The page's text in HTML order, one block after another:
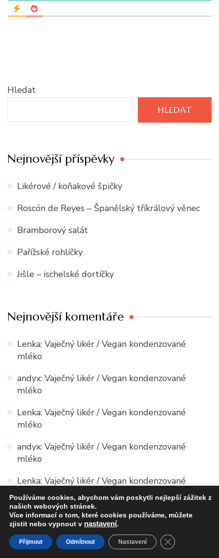
Hledat
HLEDAT
Nejnovější příspěvky
Likérové / koňakové špičky
Roscón de Reyes – Španělský tříkrálový věnec
Bramborový salát
Pařížské rohlíčky
Jišle – ischelské dortíčky
Nejnovější komentáře
Lenka: Vaječný likér / Vegan kondenzované
mléko
andyx: Vaječný likér / Vegan kondenzované
mléko
Lenka: Vaječný likér / Vegan kondenzované
mléko
andyx: Vaječný likér / Vegan kondenzované
mléko
Lenka: Vaječný likér / Vegan kondenzované
mléko
Mé záložky
Používáme cookies, abychom vám poskytli nejlepší zážitek z
našich webových stránek.
Více informací o tom, které cookies používáme, můžete
zjistit nebo vypnout v nastavení.
Přijmout Odmítnout Nastavení CLOSE GDPR